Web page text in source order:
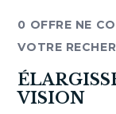
0 OFFRE NE
VOTRE
VISION